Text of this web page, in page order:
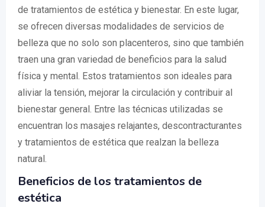
de tratamientos de estética y bienestar. En este lugar,
se ofrecen diversas modalidades de servicios de
belleza que no solo son placenteros, sino que también
traen una gran variedad de beneficios para la salud
física y mental. Estos tratamientos son ideales para
aliviar la tensión, mejorar la circulación y contribuir al
bienestar general. Entre las técnicas utilizadas se
encuentran los masajes relajantes, descontracturantes
y tratamientos de estética que realzan la belleza
natural.
Beneficios de los tratamientos de
estética